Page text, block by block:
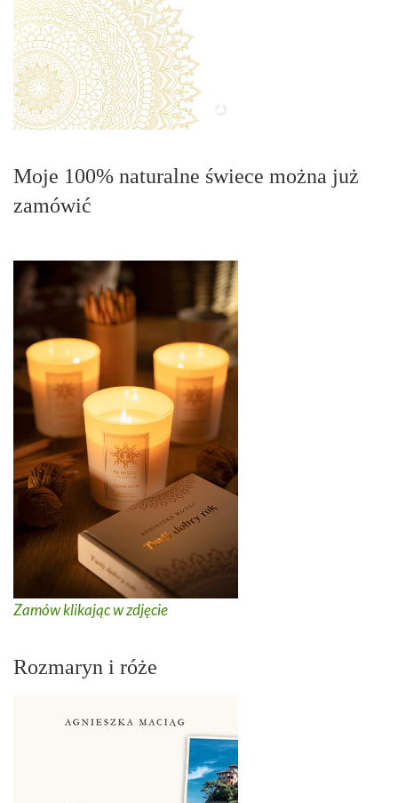
Moje 100% naturalne świece można już
zamówić
Zamów klikając w zdjęcie
Rozmaryn i róże